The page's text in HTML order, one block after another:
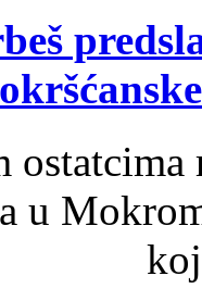
u